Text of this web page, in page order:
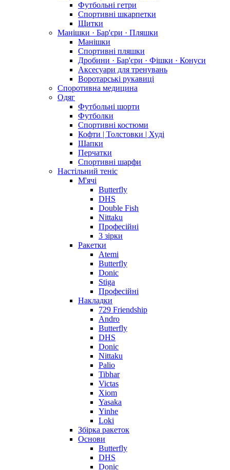
Футбольні гетри
Спортивні шкарпетки
Щитки
Манішки · Бар'єри · Пляшки
Манішки
Спортивні пляшки
Дробини · Бар'єри · Фішки · Конуси
Аксесуари для тренувань
Воротарські рукавиці
Споротивна медицина
Одяг
Футбольні шорти
Футболки
Спортивні костюми
Кофти | Толстовки | Худі
Шапки
Перчатки
Спортивні шарфи
Настільний теніс
М'ячі
Butterfly
DHS
Double Fish
Nittaku
Професійні
3 зірки
Ракетки
Atemi
Butterfly
Donic
Stiga
Професійні
Накладки
729 Friendship
Andro
Butterfly
DHS
Donic
Nittaku
Palio
Tibhar
Victas
Xiom
Yasaka
Yinhe
Loki
Збірка ракеток
Основи
Butterfly
DHS
Donic